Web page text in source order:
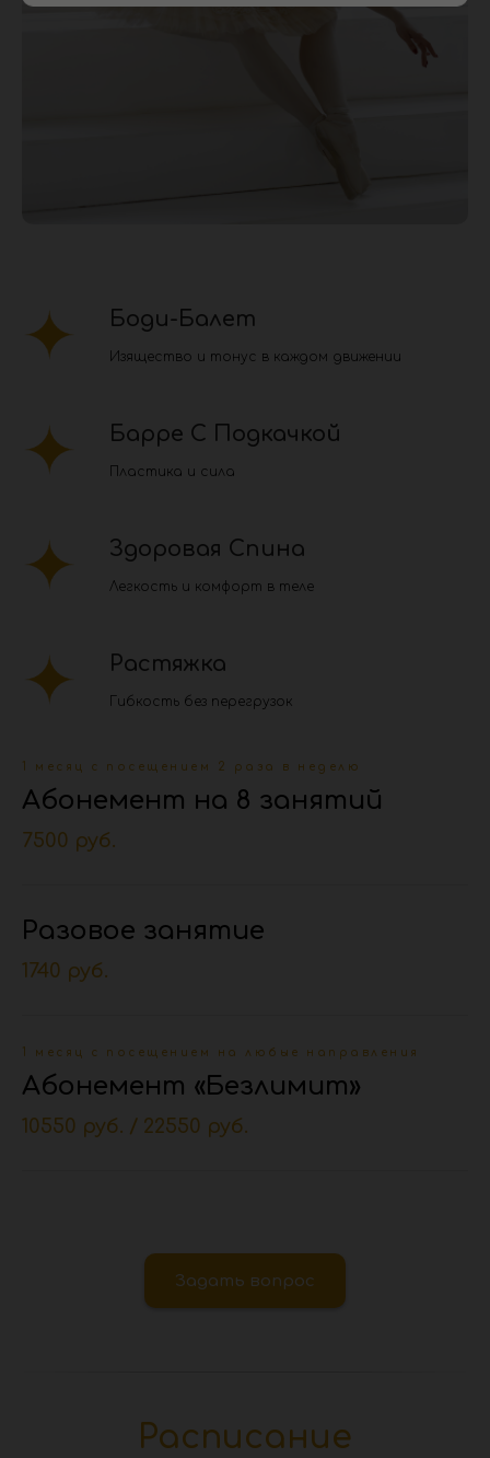
Боди-Балет
Изящество и тонус в каждом движении
Барре С Подкачкой
Пластика и сила
Здоровая Спина
Легкость и комфорт в теле
Растяжка
Гибкость без перегрузок
1 месяц с посещением 2 раза в неделю
Абонемент на 8 занятий
7500 руб.
Разовое занятие
1740 руб.
1 месяц с посещением на любые направления
Абонемент «Безлимит»
10550 руб. / 22550 руб.
Задать вопрос
Расписание